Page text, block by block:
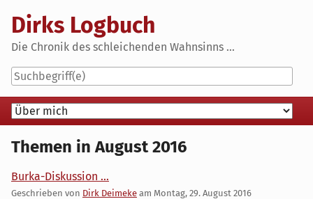
content
Dirks Logbuch
Die Chronik des schleichenden Wahnsinns ...
Navigation
Themen in August 2016
Burka-Diskussion ...
Geschrieben von Dirk Deimeke am Montag, 29. August 2016